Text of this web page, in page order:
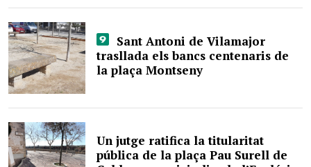
Sant Antoni de Vilamajor
trasllada els bancs centenaris de
la plaça Montseny
Un jutge ratifica la titularitat
pública de la plaça Pau Surell de